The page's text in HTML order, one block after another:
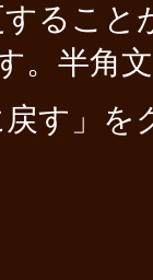
るこ
。半角
戻す」